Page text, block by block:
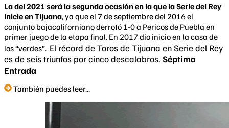
La del 2021 será la segunda ocasión en la que la Serie del Rey
inicie en Tijuana, ya que el 7 de septiembre del 2016 el
conjunto bajacaliforniano derrotó 1-0 a Pericos de Puebla en
primer juego de la etapa final. En 2017 dio inicio en la casa de
los “verdes”. El récord de Toros de Tijuana en Serie del Rey
es de seis triunfos por cinco descalabros. Séptima
Entrada
También puedes leer...